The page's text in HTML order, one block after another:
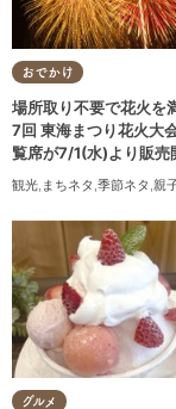
おでかけ
場所取り不要で花火を
7回 東海まつり花火大
覧席が7/1(水)より販売
まる広告
観光, まちネタ ,季節ネタ ,親
グルメ